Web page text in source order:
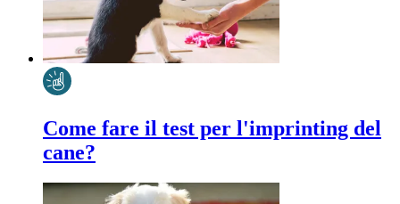
Come fare il test per l'imprinting del
cane?